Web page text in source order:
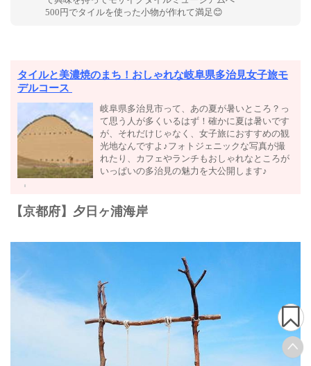
500円でタイルを使った小物が作れて満足😊
タイルと美濃焼のまち！おしゃれな岐阜県多治見女子旅モ
デルコース
岐阜県多治見市って、あの夏が暑いところ？っ
て思う人が多くいるはず！確かに夏は暑いです
が、それだけじゃなく、女子旅におすすめの観
光地なんですよ♪フォトジェニックな写真が撮
れたり、カフェやランチもおしゃれなところが
いっぱいの多治見の魅力を大公開します♪
【京都府】夕日ヶ浦海岸